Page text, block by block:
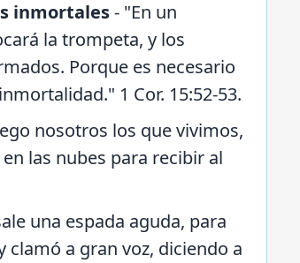
inmortales- "En un
la trompeta, y los
Porque es necesario
1 Cor. 15:52-53.
nosotros los que vivimos,
las nubes para recibir al
una espada aguda, para
clamó a gran voz, diciendo a